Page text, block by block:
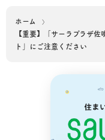
ホーム
【重要】「サーラプラザ
ト」にご注意ください